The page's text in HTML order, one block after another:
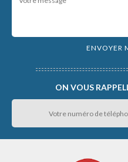
ON VOUS